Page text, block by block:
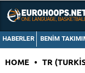
HABERLER BENIM
HOME • TR